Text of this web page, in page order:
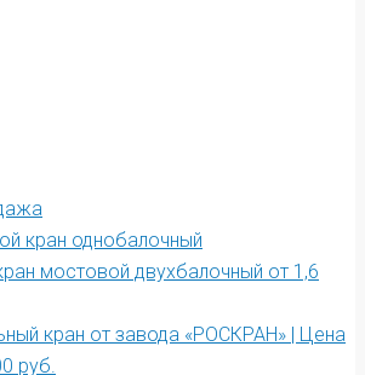
кран однобалочный
мостовой двухбалочный от 1,6
кран от завода «РОСКРАН» | Цена
руб.